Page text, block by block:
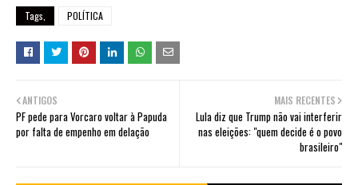
Tags, POLÍTICA
MAIS RECENTES
Lula diz que Trump não vai interferir
nas eleições: "quem decide é o povo
brasileiro"
ANTIGOS
PF pede para Vorcaro voltar à Papuda
por falta de empenho em delação